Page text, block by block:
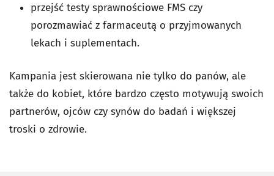
przejść testy sprawnościowe FMS czy
porozmawiać z farmaceutą o przyjmowanych
lekach i suplementach.
Kampania jest skierowana nie tylko do panów, ale
także do kobiet, które bardzo często motywują swoich
partnerów, ojców czy synów do badań i większej
troski o zdrowie.